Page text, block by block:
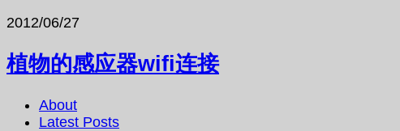
2012/06/27
植物的感应器wifi连接
About
Latest Posts